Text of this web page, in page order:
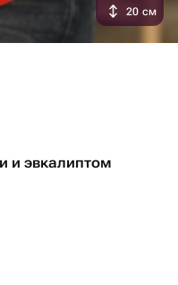
и эвкалиптом
20 см